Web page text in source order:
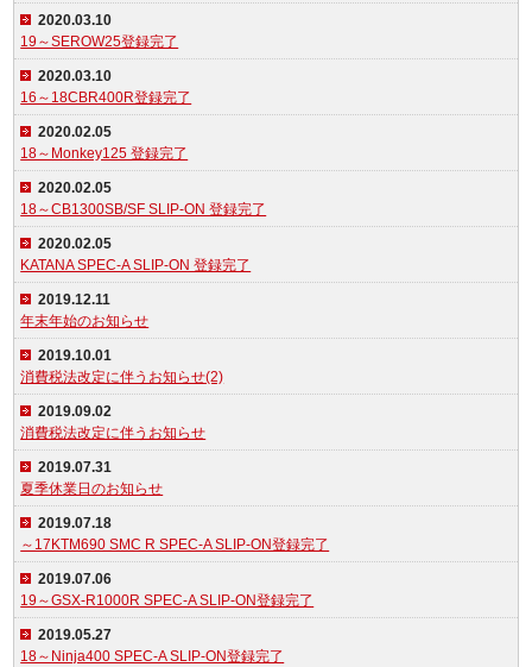
2020.03.10
19～SEROW25登録完了
2020.03.10
16～18CBR400R登録完了
2020.02.05
18～Monkey125 登録完了
2020.02.05
18～CB1300SB/SF SLIP-ON 登録完了
2020.02.05
KATANA SPEC-A SLIP-ON 登録完了
2019.12.11
年末年始のお知らせ
2019.10.01
消費税法改定に伴うお知らせ(2)
2019.09.02
消費税法改定に伴うお知らせ
2019.07.31
夏季休業日のお知らせ
2019.07.18
～17KTM690 SMC R SPEC-A SLIP-ON登録完了
2019.07.06
19～GSX-R1000R SPEC-A SLIP-ON登録完了
2019.05.27
18～Ninja400 SPEC-A SLIP-ON登録完了